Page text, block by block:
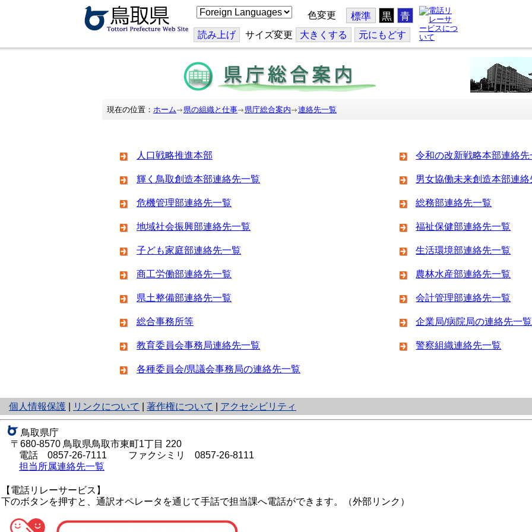
こ
の
ジ
を
翻
訳
す
る
色変更 標準 黒 青
読み上げ サイズ変更 大きくする 元にもどす
現在の位置： ホーム 県の組織と仕事 県庁総合案内 連絡先一覧
人口戦略推進本部 令和の改新戦略本部連絡先
輝く鳥取創造本部連絡先一覧 男女協働未来創造本部連絡
危機管理部連絡先一覧 総務部連絡先一覧
地域社会振興部連絡先一覧 福祉保健部連絡先一覧
子ども家庭部連絡先一覧 生活環境部連絡先一覧
商工労働部連絡先一覧 農林水産部連絡先一覧
県土整備部連絡先一覧 会計管理部連絡先一覧
総合事務所等 企業局/病院局の連絡先一覧
教育委員会事務局連絡先一覧 警察組織連絡先一覧
各種委員会/県議会事務局の連絡先一覧
個人情報保護
と
り
ッ
ト
へ
の
リンクについて 著作権について アクセシビリティ
鳥取県庁
〒680-8570 鳥取県鳥取市東町1丁目 220
電話 0857-26-7111 ファクシミリ 0857-26-8111
担当所属連絡先一覧
【電話リレーサービス】
下のボタンを押すと、通訳オペレータを通じて手話で担当課へ電話ができます。（外部リンク）